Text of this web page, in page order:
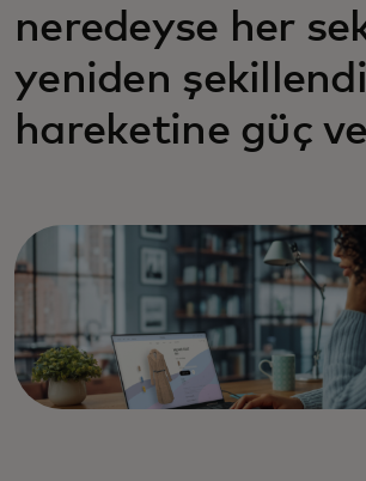
neredeyse her
yeniden
hareketine güç